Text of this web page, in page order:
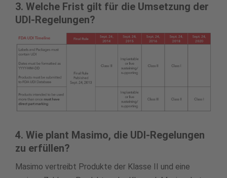
3. Welche Frist gilt für die Umsetzung der
UDI-Regelungen?
4. Wie plant Masimo, die UDI-Regelungen
zu erfüllen?
Masimo vertreibt Produkte der Klasse II und eine